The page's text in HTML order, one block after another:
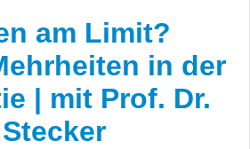
am Limit?
in der
| mit Prof. Dr.